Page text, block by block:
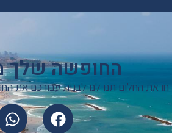
החופשה שלך
את החלום תנו לנו לבנות עבורכם את